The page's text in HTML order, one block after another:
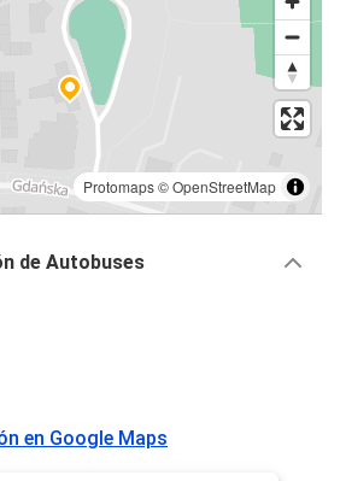
Protomaps©OpenStreetMap
de Autobuses
en Google Maps